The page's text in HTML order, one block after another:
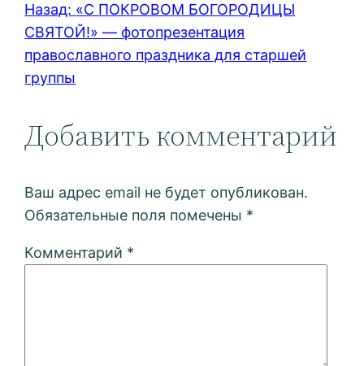
Назад: «С ПОКРОВОМ БОГОРОДИЦЫ
СВЯТОЙ!» — фотопрезентация
православного праздника для старшей
группы
Добавить комментарий
Ваш адрес email не будет опубликован.
Обязательные поля помечены *
Комментарий *